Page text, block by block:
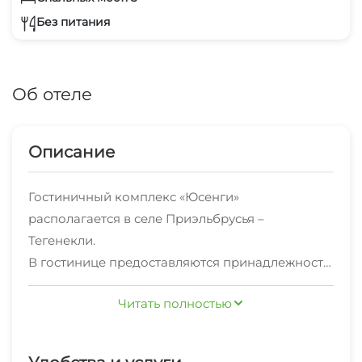
Без питания
Об отеле
Описание
Гостиничный комплекс «Юсенги»
располагается в селе Приэльбрусья –
Тегенекли.
В гостинице предоставляются принадлежности
для барбекю и готовят упакованные ланчи.
Гостиничный комплекс «Юсенги» идеально
Читать полностью